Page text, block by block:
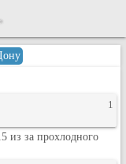
1
из за прохлодного